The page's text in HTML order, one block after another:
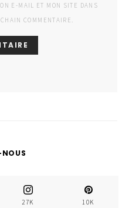
E-MAIL ET MON SITE DANS
COMMENTAIRE.
27K 10K